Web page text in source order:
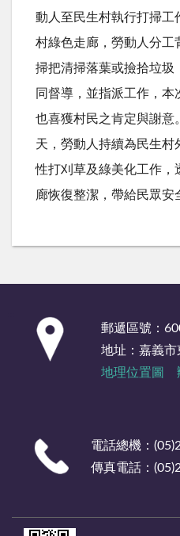
動人至民生村執行打掃工
村綠色走廊，勞動人分工
掃把清掃落葉或撿拾垃圾
同督導，並指派工作，
也喜獲村民之肯定與謝意
天，勞動人持續為民生村
性打刈草及綠美化工作，
廊恢復整潔，帶給民眾安
郵遞區號：
地址：嘉義
地理位置圖
電話總機：
傳真電話：